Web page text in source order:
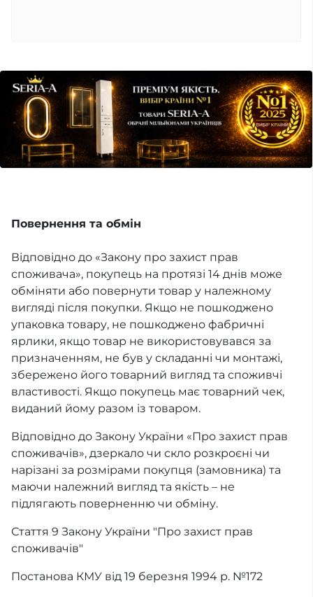
Повернення та обмін
Відповідно до «Закону про захист прав
споживача», покупець на протязі 14 днів може
обміняти або повернути товар у належному
вигляді після покупки. Якщо не пошкоджено
упаковка товару, не пошкоджено фабричні
ярлики, якщо товар не використовувався за
призначенням, не був у складанні чи монтажі,
збережено його товарний вигляд та споживчі
властивості. Якщо покупець має товарний чек,
виданий йому разом із товаром.
Відповідно до Закону України «Про захист прав
споживачів», дзеркало чи скло розкроєні чи
нарізані за розмірами покупця (замовника) та
маючи належний вигляд та якість – не
підлягають поверненню чи обміну.
Стаття 9 Закону України "Про захист прав
споживачів"
Постанова КМУ від 19 березня 1994 р. №172